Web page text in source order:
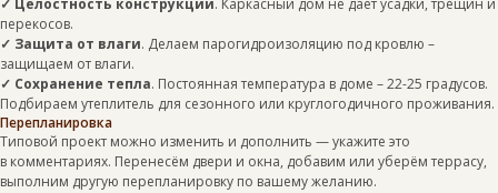
✓ Целостность конструкции. Каркасный дом не дает усадки, трещин и
перекосов.
✓ Защита от влаги. Делаем парогидроизоляцию под кровлю –
защищаем от влаги.
✓ Сохранение тепла. Постоянная температура в доме – 22-25 градусов.
Подбираем утеплитель для сезонного или круглогодичного проживания.
Перепланировка
Типовой проект можно изменить и дополнить — укажите это
в комментариях. Перенесём двери и окна, добавим или уберём террасу,
выполним другую перепланировку по вашему желанию.